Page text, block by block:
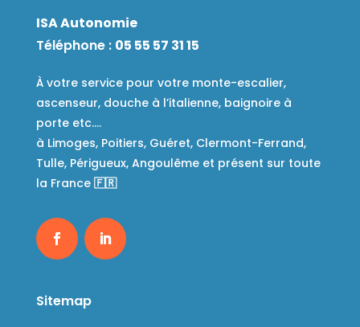
ISA Autonomie
Téléphone : 05 55 57 31 15
À votre service pour votre monte-escalier,
ascenseur, douche à l’italienne, baignoire à
porte etc….
à Limoges, Poitiers, Guéret, Clermont-Ferrand,
Tulle, Périgueux, Angoulême et présent sur toute
la France 🇫🇷
Sitemap